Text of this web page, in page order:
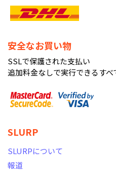
安全なお買い物
SSLで保護された支払い
追加料金なしで実行できるす
SLURP
SLURPについて
報道